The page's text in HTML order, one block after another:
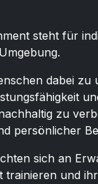
steht für
dabei zu
zu
persönlicher
sich an
trainieren und